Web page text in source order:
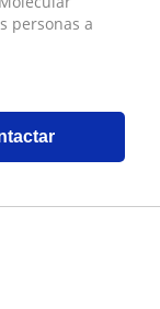
personas a